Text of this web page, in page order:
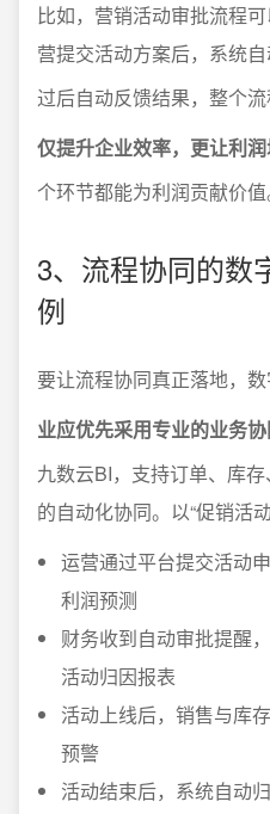
比如，营销活动审批流程
营提交活动方案后，系统
过后自动反馈结果，整个流
仅提升企业效率，更让利
个环节都能为利润贡献价值
3、流程协同的数
例
要让流程协同真正落地，数
业应优先采用专业的业务
九数云BI，支持订单、库
的自动化协同。以“促销活
运营通过平台提交活动
利润预测
财务收到自动审批提醒
活动归因报表
活动上线后，销售与库
预警
活动结束后，系统自动